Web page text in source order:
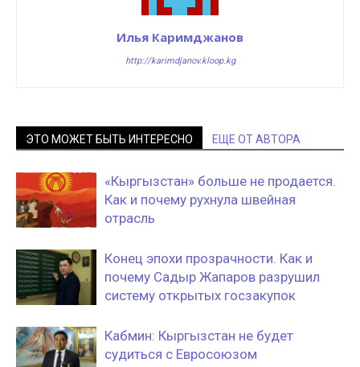
Илья Каримджанов
http://karimdjanov.kloop.kg
ЭТО МОЖЕТ БЫТЬ ИНТЕРЕСНО ЕЩЕ ОТ АВТОРА
«Кыргызстан» больше не продается.
Как и почему рухнула швейная
отрасль
Конец эпохи прозрачности. Как и
почему Садыр Жапаров разрушил
систему открытых госзакупок
Кабмин: Кыргызстан не будет
судиться с Евросоюзом